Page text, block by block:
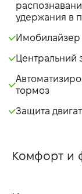
удержания в
Имобилайзер
Центральний
тормоз
Защита
Комфорт и